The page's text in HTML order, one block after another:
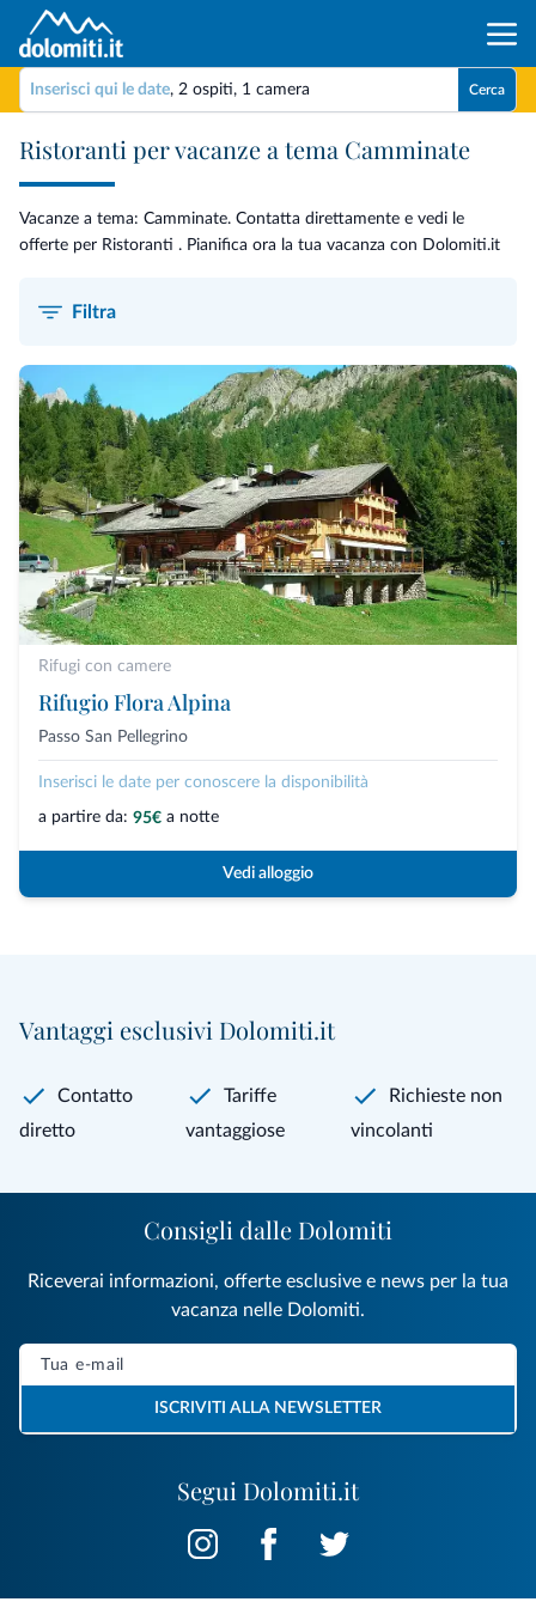
Inserisci qui le date, 2 ospiti, 1 camera Cerca
Ristoranti per vacanze a tema Camminate
Vacanze a tema: Camminate. Contatta direttamente e vedi le
offerte per Ristoranti . Pianifica ora la tua vacanza con Dolomiti.it
Filtra
Rifugi con camere
Rifugio Flora Alpina
Passo San Pellegrino
Inserisci le date per conoscere la disponibilità
a partire da: 95€ a notte
Vedi alloggio
Vantaggi esclusivi Dolomiti.it
Contatto
diretto
Tariffe
vantaggiose
Richieste non
vincolanti
Segui Dolomiti.it
Consigli dalle Dolomiti
Riceverai informazioni, offerte esclusive e news per la tua
vacanza nelle Dolomiti.
ISCRIVITI ALLA NEWSLETTER